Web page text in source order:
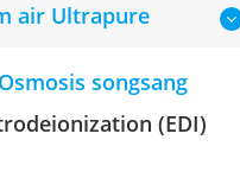
air Ultrapure
songsang
(EDI)